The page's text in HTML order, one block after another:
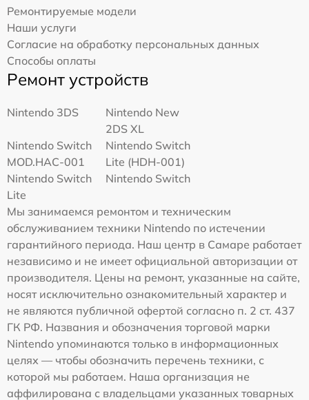
Ремонтируемые модели
Наши услуги
Согласие на обработку персональных данных
Способы оплаты
Ремонт устройств
Nintendo 3DS
Nintendo New
2DS XL
Nintendo Switch
MOD.HAC-001
Nintendo Switch
Lite (HDH-001)
Nintendo Switch
Lite
Nintendo Switch
Мы занимаемся ремонтом и техническим
обслуживанием техники Nintendo по истечении
гарантийного периода. Наш центр в Самаре работает
независимо и не имеет официальной авторизации от
производителя. Цены на ремонт, указанные на сайте,
носят исключительно ознакомительный характер и
не являются публичной офертой согласно п. 2 ст. 437
ГК РФ. Названия и обозначения торговой марки
Nintendo упоминаются только в информационных
целях — чтобы обозначить перечень техники, с
которой мы работаем. Наша организация не
аффилирована с владельцами указанных товарных